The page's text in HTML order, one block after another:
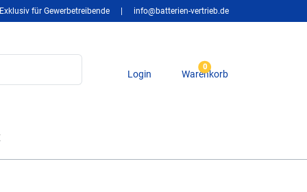
Exklusiv für Gewerbetreibende info@batterien-vertrieb.de
Login
0
Warenkorb